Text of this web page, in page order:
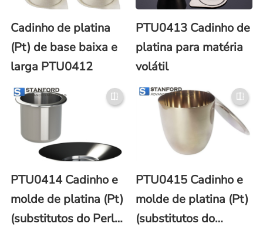
Cadinho de platina
(Pt) de base baixa e
larga PTU0412
PTU0413 Cadinho de
platina para matéria
volátil
PTU0414 Cadinho e
molde de platina (Pt)
(substitutos do Perl-
PTU0415 Cadinho e
molde de platina (Pt)
(substitutos do